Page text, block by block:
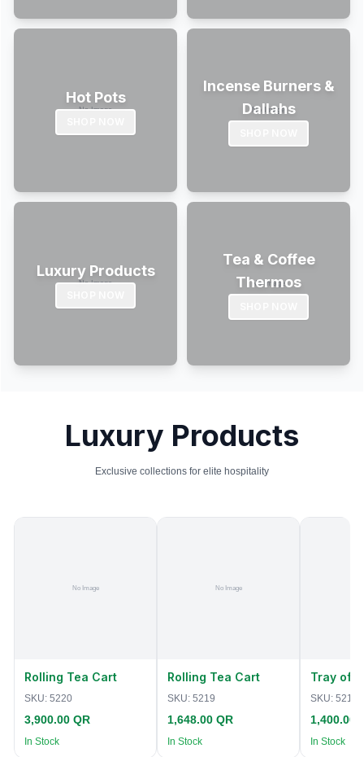
Hot Pots
Incense Burners &
Dallahs
Luxury Products
Tea & Coffee
Thermos
Luxury Products
Exclusive collections for elite hospitality
Rolling Tea Cart
SKU: 5220
3,900.00 QR
In Stock
Rolling Tea Cart
SKU: 5219
1,648.00 QR
In Stock
Tray of
SKU: 5218
1,400.00
In Stock